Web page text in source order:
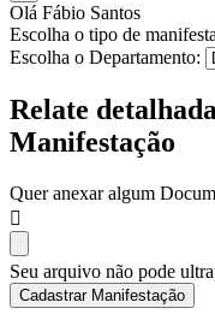
Olá Fábio Santos
Escolha o tipo de
Escolha o Departamento:
Relate
Manifestação
Quer anexar algum
Seu arquivo não pode
Cadastrar Manifestação